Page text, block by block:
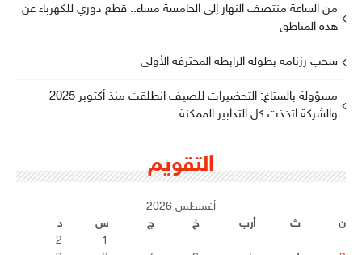
من الساعة منتصف النهار إلى الخامسة مساء.. قطع دوري للكهرباء عن
هذه المناطق
سحب رزنامة بطولة الرابطة المحترفة الأولى
مسؤولة بالستاغ: التحضيرات للصيف انطلقت منذ أكتوبر 2025
والشركة اتخذت كل التدابير الممكنة
التقويم
أغسطس 2026
ن
ث أرب خ ج س
د
1
2